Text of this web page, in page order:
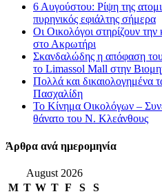
6 Αυγούστου: Ρίψη της
πυρηνικός εφιάλτης σήμερα
Οι Οικολόγοι στηρίζουν
στο Ακρωτήρι
Σκανδαλώδης η απόφαση
το Limassol Mall στην
Πολλά και δικαιολογημένα
Πασχαλίδη
Το Κίνημα Οικολόγων –
θάνατο του Ν. Κλεάνθους
Άρθρα ανά ημερομηνία
August 2026
M T W T F S
S